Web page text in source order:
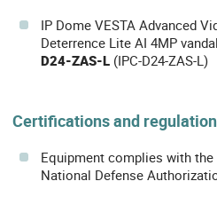
IP Dome VESTA Advanced
Deterrence Lite AI 4MP
D24-ZAS-L (IPC-D24-ZAS-L)
Certifications and
Equipment complies with
National Defense